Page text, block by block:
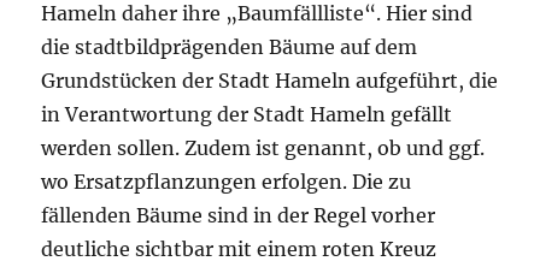
Hameln daher ihre „Baumfällliste“. Hier sind
die stadtbildprägenden Bäume auf dem
Grundstücken der Stadt Hameln aufgeführt, die
in Verantwortung der Stadt Hameln gefällt
werden sollen. Zudem ist genannt, ob und ggf.
wo Ersatzpflanzungen erfolgen. Die zu
fällenden Bäume sind in der Regel vorher
deutliche sichtbar mit einem roten Kreuz